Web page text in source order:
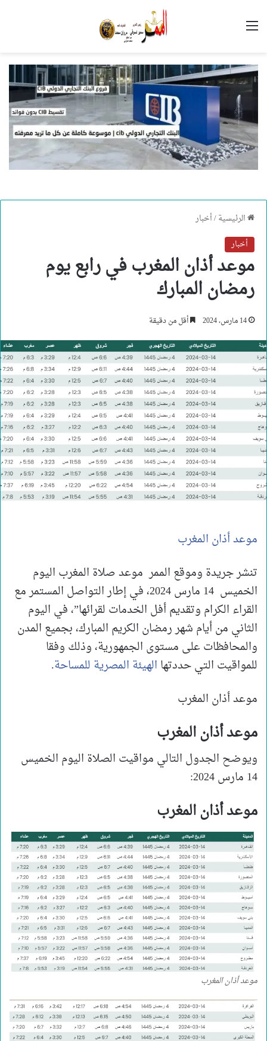
القائمة
الرئيسية/أخبار
أخبار
موعد أذان المغرب في رابع يوم
رمضان المبارك
14 مارس، 2024 أقل من دقيقة
موعد أذان المغرب
تنشر جريدة وموقع الممر موعد صلاة المغرب اليوم
الخميس 14 مارس 2024، في إطار التواصل المستمر مع
القراء الكرام وتقديم أفل الخدمات لقرائها”، في اليوم
الثاني من أيام شهر رمضان الكريم المبارك، بجميع المدن
والمحافظات على مستوى الجمهورية، وذلك وفقا
للمواقيت التي حددتها الهيئة المصرية للمساحة.
موعد أذان المغرب
موعد أذان المغرب
ويوضح الجدول التالي مواقيت الصلاة اليوم الخميس
14 مارس 2024:
موعد أذان المغرب
موعد أذان المغرب